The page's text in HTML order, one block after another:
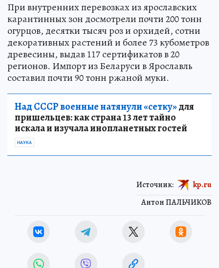
При внутренних перевозках из ярославских
карантинных зон досмотрели почти 200 тонн
огурцов, десятки тысяч роз и орхидей, сотни
декоративных растений и более 73 кубометров
древесины, выдав 117 сертификатов в 20
регионов. Импорт из Беларуси в Ярославль
составил почти 90 тонн ржаной муки.
Над СССР военные натянули «сетку»для
пришельцев: как страна 13 лет тайно
искала и изучала инопланетных гостей
НАУКА
Антон ПАЛЬЧИКОВ
Источник: kp.ru